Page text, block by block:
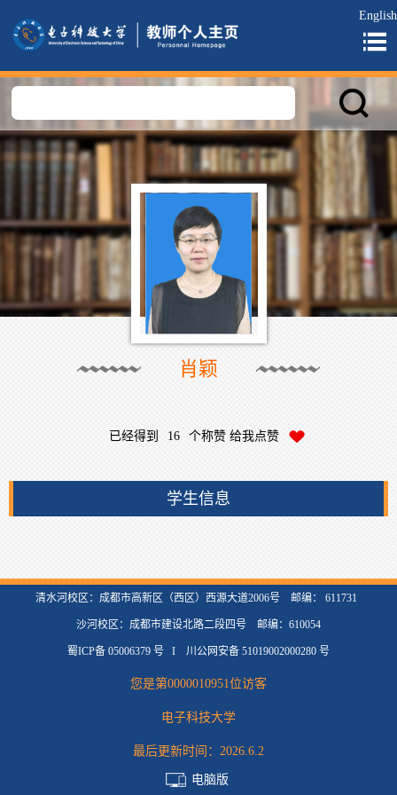
English
肖颖
已经得到 16 个称赞 给我点赞
学生信息
清水河校区：成都市高新区（西区）西源大道2006号 邮编： 611731
沙河校区：成都市建设北路二段四号 邮编：610054
蜀ICP备 05006379 号 I 川公网安备 51019002000280 号
您是第0000010951位访客
电子科技大学
最后更新时间： 2026.6.2
电脑版